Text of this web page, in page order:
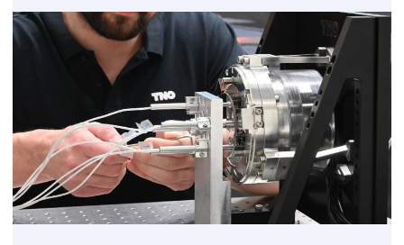
Space
systems
engineering